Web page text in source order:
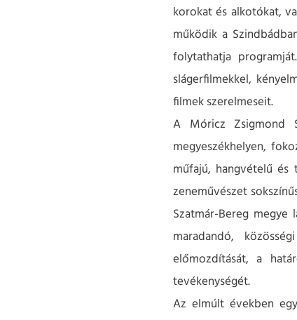
korokat és alkotókat,
működik a
folytathatja
slágerfilmekkel,
filmek szerelmeseit.
A Móricz Zsigmond
megyeszékhelyen,
műfajú, hangvételű és
zeneművészet
Szatmár-Bereg megye
maradandó,
előmozdítását, a
tevékenységét.
Az elmúlt években